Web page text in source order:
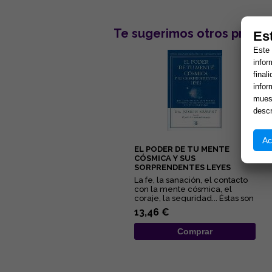
Te sugerimos otros
EL PODER DE TU MENTE
CÓSMICA Y SUS
SORPRENDENTES LEYES
La fe, la sanación, el contacto
con la mente cósmica, el
coraje, la seguridad... Éstas son
algunas de las quin...
13,46 €
Comprar
Este